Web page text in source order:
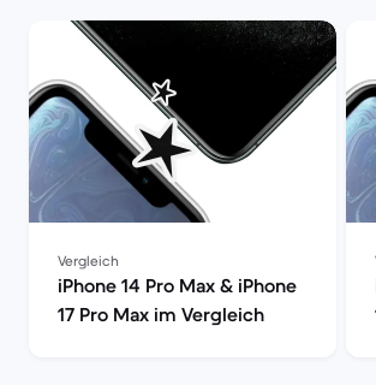
Vergleich
iPhone 14 Pro Max & iPhone
17 Pro Max im Vergleich